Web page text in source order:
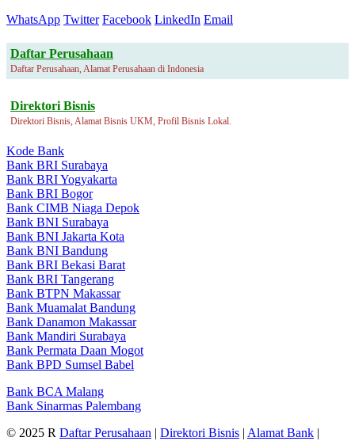
WhatsApp Twitter Facebook LinkedIn Email
Daftar Perusahaan
Daftar Perusahaan, Alamat Perusahaan di Indonesia
Direktori Bisnis
Direktori Bisnis, Alamat Bisnis UKM, Profil Bisnis Lokal.
Kode Bank
Bank BRI Surabaya
Bank BRI Yogyakarta
Bank BRI Bogor
Bank CIMB Niaga Depok
Bank BNI Surabaya
Bank BNI Jakarta Kota
Bank BNI Bandung
Bank BRI Bekasi Barat
Bank BRI Tangerang
Bank BTPN Makassar
Bank Muamalat Bandung
Bank Danamon Makassar
Bank Mandiri Surabaya
Bank Permata Daan Mogot
Bank BPD Sumsel Babel
Bank BCA Malang
Bank Sinarmas Palembang
© 2025 R Daftar Perusahaan | Direktori Bisnis | Alamat Bank |